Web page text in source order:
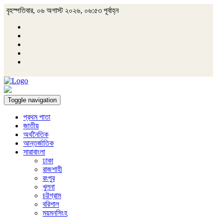
বৃহস্পতিবার, ০৬ অগাস্ট ২০২৬, ০৬:৫৩ পূর্বাহ্ন
Toggle navigation
প্রথম পাতা
জাতীয়
অর্থনৈতিক
আন্তর্জাতিক
সারাবাংলা
ঢাকা
রাজশাহী
রংপুর
খুলনা
চট্টগ্রাম
বরিশাল
ময়মনসিংহ